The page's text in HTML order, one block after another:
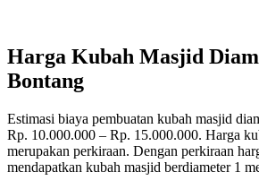
Harga Kubah Masjid
Bontang
Estimasi biaya pembuatan kubah masjid
Rp. 10.000.000 – Rp. 15.000.000. Harga
merupakan perkiraan. Dengan perkiraan
mendapatkan kubah masjid berdiameter 1